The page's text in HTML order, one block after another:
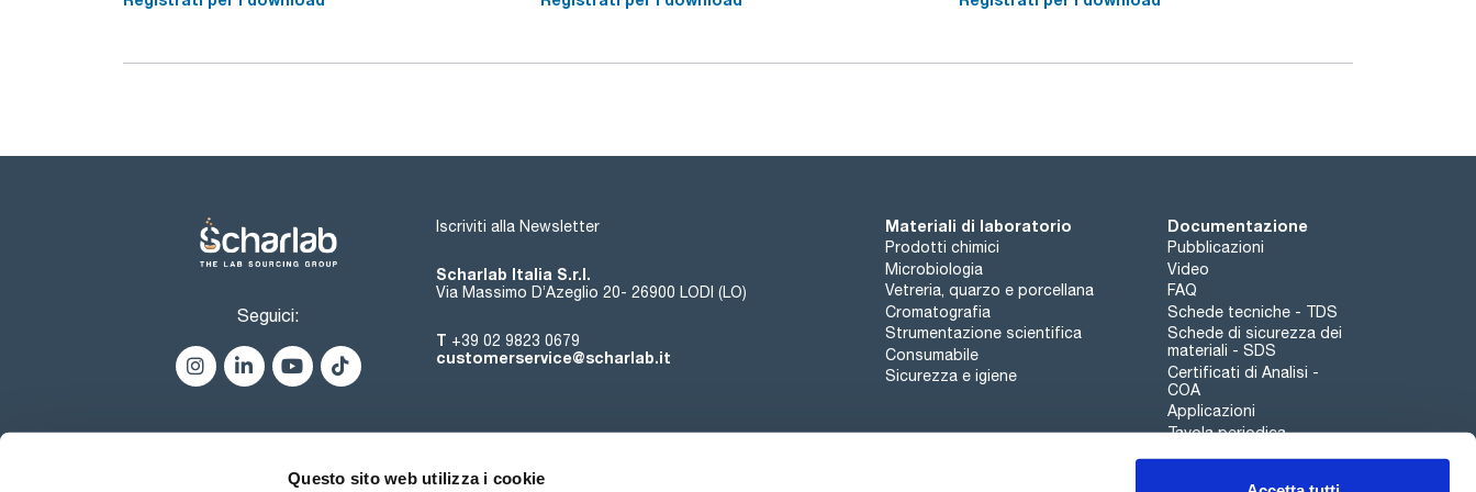
Questo sito web utilizza i cookie
ottenere acqua distillata con valori di conducibilità inferiori a 1,6 µS/cm, in conformità alle farmacopee
Manutenzione realizzabile senza personale specializzato. Si limita alla pulizia delle sostanze inquinanti
Seguici:
Iscriviti alla Newsletter
Scharlab Italia S.r.l.
Via Massimo D’Azeglio 20- 26900 LODI (LO)
T +39 02 9823 0679
customerservice@scharlab.it
Materiali di laboratorio
Prodotti chimici
Microbiologia
Vetreria, quarzo e porcellana
Cromatografia
Strumentazione scientifica
Consumabile
Sicurezza e igiene
Documentazione
Pubblicazioni
Video
FAQ
Schede tecniche - TDS
Schede di sicurezza dei
materiali - SDS
Certificati di Analisi -
COA
Applicazioni
Tavola periodica